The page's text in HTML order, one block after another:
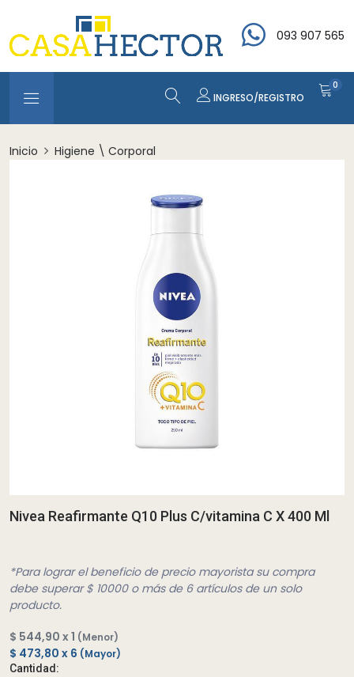
093 907 565
INGRESO/REGISTRO
0
Inicio Higiene \ Corporal
Nivea Reafirmante Q10 Plus C/vitamina C X 400 Ml
*Para lograr el beneficio de precio mayorista su compra
debe superar $ 10000 o más de 6 artículos de un solo
producto.
$ 544,90 x 1 (Menor)
$ 473,80 x 6 (Mayor)
Cantidad: